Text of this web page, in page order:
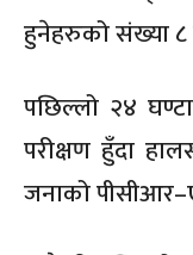
हुनेहरुको संख्या
पछिल्लो २४
परीक्षण हुँदा
जनाको